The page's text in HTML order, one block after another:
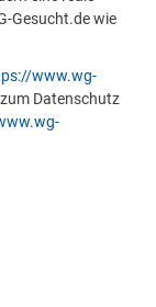
Gesucht.de wie
www.wg-
Datenschutz